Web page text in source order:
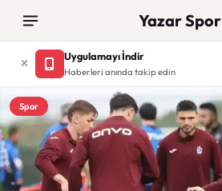
Yazar Spor
Uygulamayı İndir
Haberleri anında takip edin
Spor